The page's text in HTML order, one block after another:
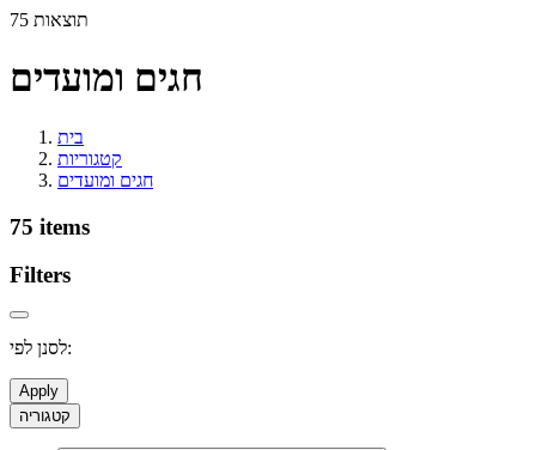
75 תוצאות
חגים ומועדים
בית
קטגוריות
חגים ומועדים
75 items
Filters
לסנן לפי:
Apply
קטגוריה